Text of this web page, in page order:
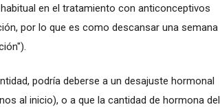
en el tratamiento con anticonceptivos
por lo que es como descansar una semana
podría deberse a un desajuste hormonal
al inicio), o a que la cantidad de hormona del